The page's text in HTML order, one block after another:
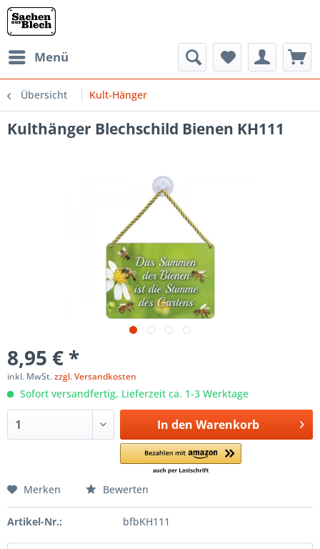
Menü
Übersicht Kult-Hänger
Kulthänger Blechschild Bienen KH111
8,95 € *
inkl. MwSt.zzgl. Versandkosten
Sofort versandfertig, Lieferzeit ca. 1-3 Werktage
In den Warenkorb
Merken Bewerten
Artikel-Nr.: bfbKH111